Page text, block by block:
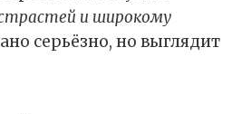
и широкому
серьёзно, но выглядит